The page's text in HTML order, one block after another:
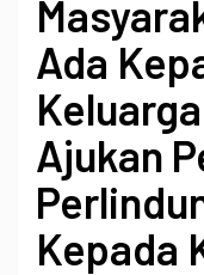
Ada
Ajukan
Kepada